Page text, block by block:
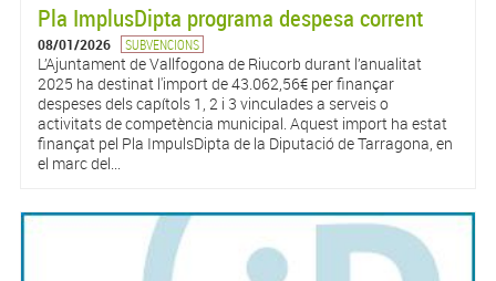
Pla ImplusDipta programa despesa corrent
08/01/2026 SUBVENCIONS
L’Ajuntament de Vallfogona de Riucorb durant l’anualitat
2025 ha destinat l'import de 43.062,56€ per finançar
despeses dels capítols 1, 2 i 3 vinculades a serveis o
activitats de competència municipal. Aquest import ha estat
finançat pel Pla ImpulsDipta de la Diputació de Tarragona, en
el marc del...